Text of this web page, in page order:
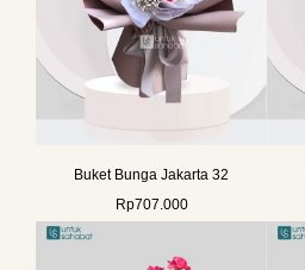
Buket Bunga Jakarta 32
Rp707.000